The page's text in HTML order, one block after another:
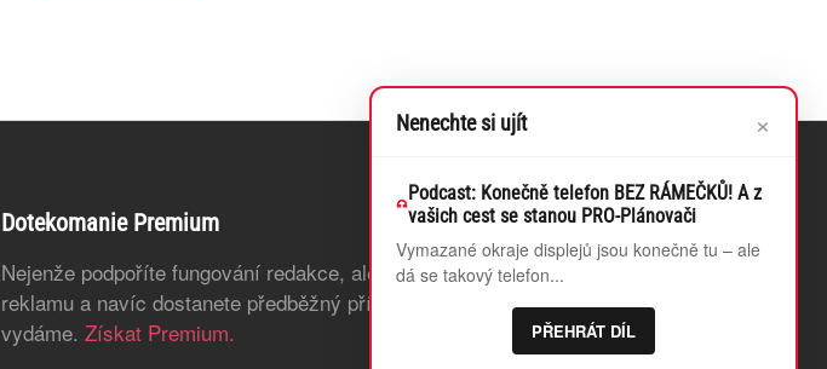
Dotekomanie Premium
Nejenže podpoříte fungování redakce, ale také odstraníme bannerovou
reklamu a navíc dostanete předběžný přístup k článkům, které teprve
vydáme. Získat Premium.
Nenechte si ujít ×
Podcast: Konečně telefon BEZ RÁMEČKŮ! A z
vašich cest se stanou PRO-Plánovači
Vymazané okraje displejů jsou konečně tu – ale
dá se takový telefon...
PŘEHRÁT DÍL